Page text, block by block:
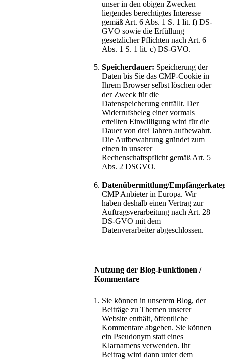
unser in den obigen Zwecken
liegendes berechtigtes Interesse
gemäß Art. 6 Abs. 1 S. 1 lit. f) DS-
GVO sowie die Erfüllung
gesetzlicher Pflichten nach Art. 6
Abs. 1 S. 1 lit. c) DS-GVO.
Speicherdauer: Speicherung der
Daten bis Sie das CMP-Cookie in
Ihrem Browser selbst löschen oder
der Zweck für die
Datenspeicherung entfällt. Der
Widerrufsbeleg einer vormals
erteilten Einwilligung wird für die
Dauer von drei Jahren aufbewahrt.
Die Aufbewahrung gründet zum
einen in unserer
Rechenschaftspflicht gemäß Art. 5
Abs. 2 DSGVO.
Datenübermittlung/
CMP Anbieter in Europa. Wir
haben deshalb einen Vertrag zur
Auftragsverarbeitung nach Art. 28
DS-GVO mit dem
Datenverarbeiter abgeschlossen.
Nutzung der Blog-Funktionen /
Kommentare
Sie können in unserem Blog, der
Beiträge zu Themen unserer
Website enthält, öffentliche
Kommentare abgeben. Sie können
ein Pseudonym statt eines
Klarnamens verwenden. Ihr
Beitrag wird dann unter dem